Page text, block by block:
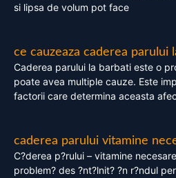
si lipsa de volum pot face
ce cauzeaza caderea parului
Caderea parului la barbati este o
poate avea multiple cauze. Este
factorii care determina aceasta
caderea parului vitamine
C?derea p?rului – vitamine
problem? des ?nt?lnit? ?n r?ndul